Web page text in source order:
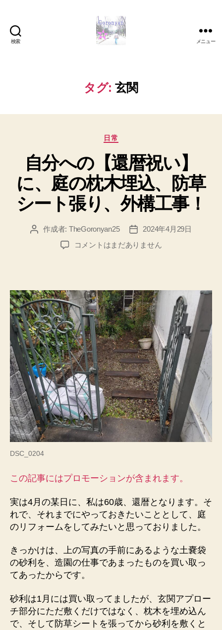
検索
マ
イ
ド
音
と
日
常
の
メニュー
タグ: 玄関
カ
ゴ
リ
ー
日常
自分への【還暦祝い】
に、庭の枕木埋込、防草
シート張り、外構工事！
投 作成者: TheGoronyan25
投
稿
日
2024年4月29日
自
【還
暦
祝
い】
に、
庭
の
枕
木
埋
込、
防
草
シ
ー
り、
工
事！
へ
コメントはまだありません
DSC_0204
この記事にはプロモーションが含まれます。
実は4月の某日に、私は60歳、還暦となります。そ
れで、それまでにやっておきたいこととして、庭
のリフォームをしてみたいと思っておりました。
きっかけは、上の写真の手前にあるような土嚢袋
の砂利を、造園の仕事であまったものを買い取っ
てあったからです。
砂利は1月には買い取ってましたが、玄関アプロー
チ部分にただ敷くだけではなく、枕木を埋め込ん
で、そして防草シートを張ってから砂利を敷くと